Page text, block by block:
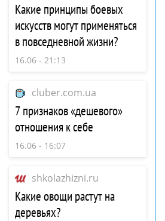
Какие принципы боевых
искусств могут применяться
в повседневной жизни?
16.06 - 21:13
cluber.com.ua
7 признаков «дешевого»
отношения к себе
16.06 - 16:07
shkolazhizni.ru
Какие овощи растут на
деревьях?